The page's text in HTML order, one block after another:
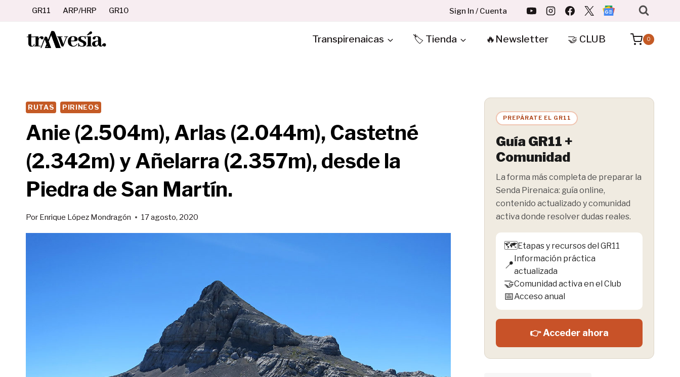
contenido
GR11 ARP/HRP GR10 Sign In / Cuenta
Transpirenaicas 🏷️ Tienda 🔥Newsletter 🤝 CLUB 0
RUTAS PIRINEOS
Anie (2.504m), Arlas (2.044m), Castetné
(2.342m) y Añelarra (2.357m), desde la
Piedra de San Martín.
Por Enrique López Mondragón 17 agosto, 2020
PREPÁRATE EL GR11
Guía GR11 +
Comunidad
La forma más completa de preparar la
Senda Pirenaica: guía online,
contenido actualizado y comunidad
activa donde resolver dudas reales.
🗺️Etapas y recursos del GR11
📍
Información práctica
actualizada
🤝Comunidad activa en el Club
📅Acceso anual
👉 Acceder ahora